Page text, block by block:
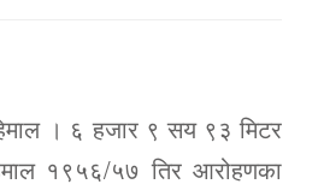
। ६ हजार ९ सय ९३ मिटर
१९५६/५७ तिर आरोहणका